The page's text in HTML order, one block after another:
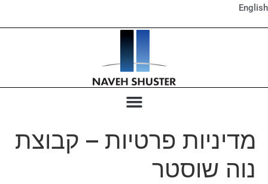
English
מדיניות פרטיות – קבוצת
נוה שוסטר